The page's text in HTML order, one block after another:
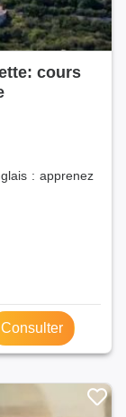
cours
: apprenez
Consulter